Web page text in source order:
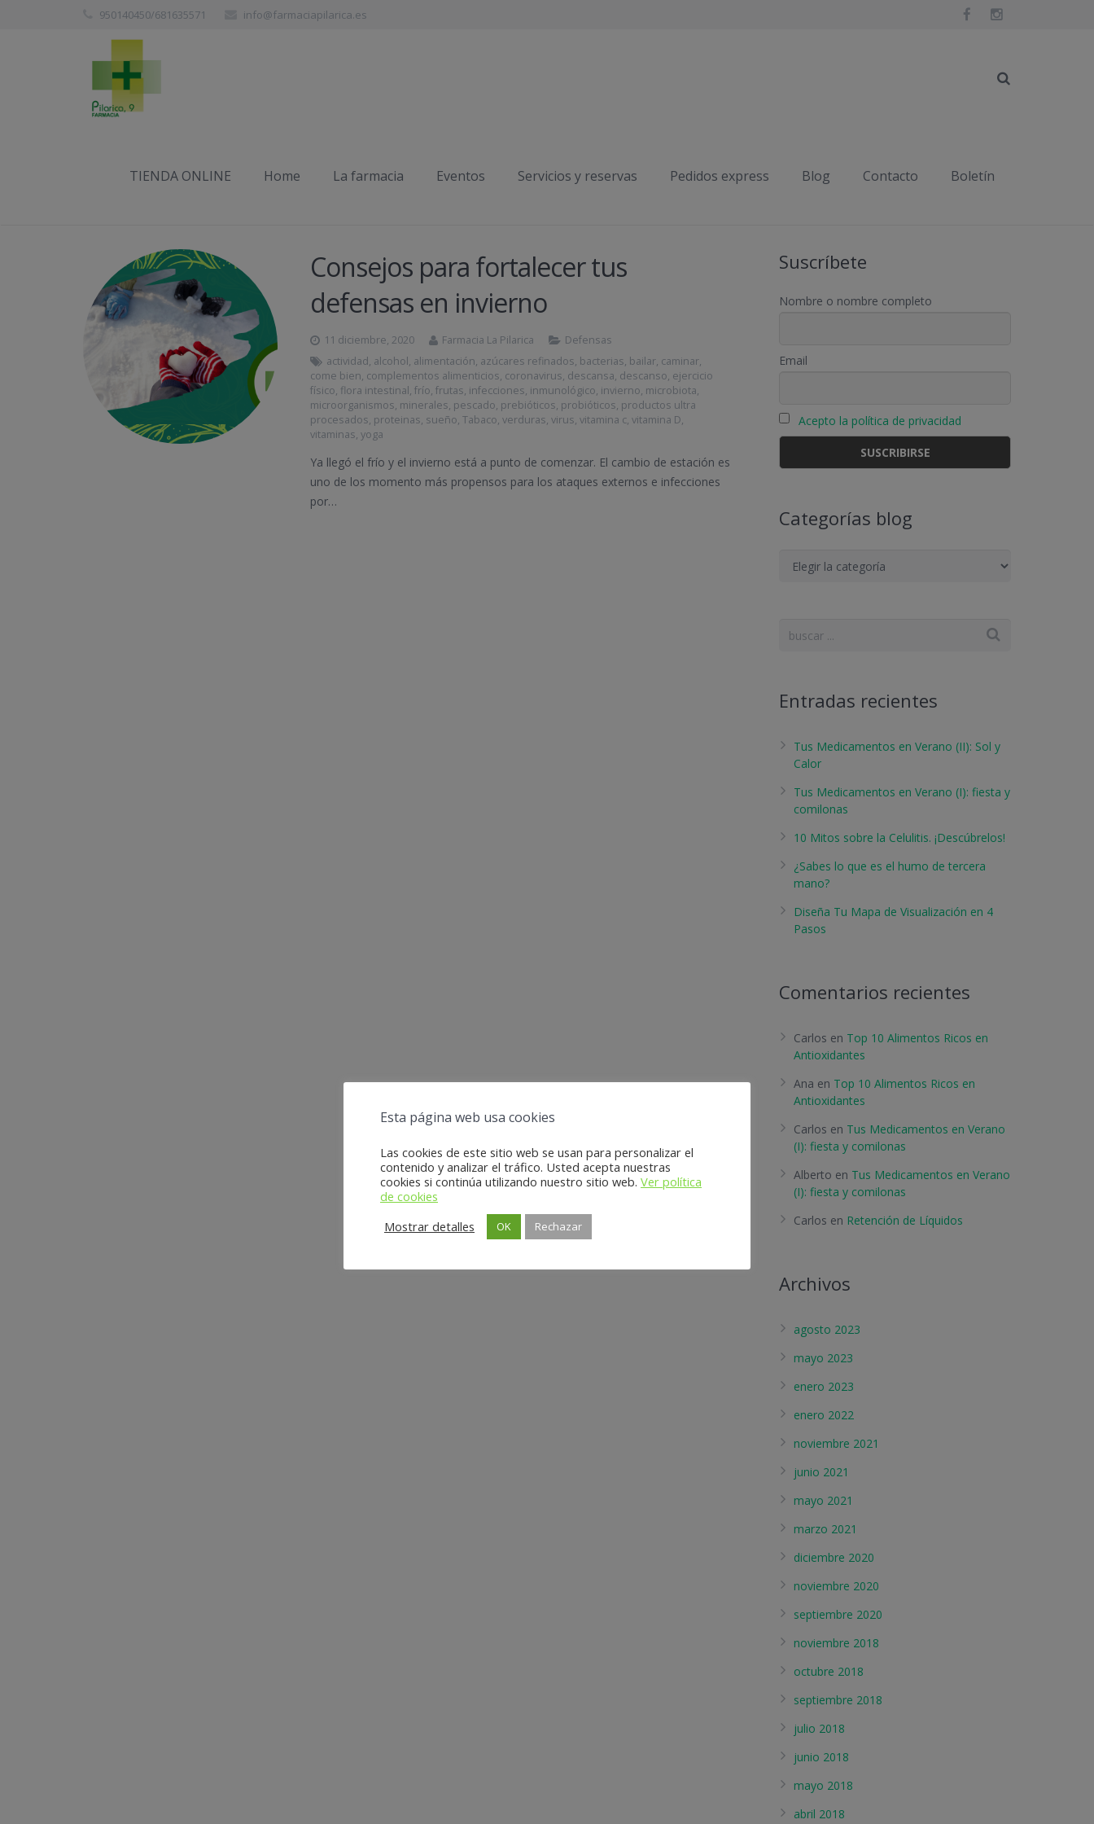
950140450/681635571 info@farmaciapilarica.es
TIENDA ONLINE Home La farmacia Eventos Servicios y reservas Pedidos express Blog Contacto Boletín
Etiqueta:ejercicio físico
Consejos para fortalecer tus
defensas en invierno
11 diciembre, 2020 Farmacia La Pilarica
Defensas
actividad, alcohol, alimentación, azúcares refinados, bacterias, bailar, caminar,
come bien, complementos alimenticios, coronavirus, descansa, descanso, ejercicio
físico, flora intestinal,frío,frutas, infecciones, inmunológico, invierno, microbiota,
microorganismos, minerales, pescado, prebióticos, probióticos, productos ultra
procesados, proteinas, sueño,Tabaco,verduras,virus,vitamina c,vitamina D,
vitaminas,yoga
Ya llegó el frío y el invierno está a punto de comenzar. El cambio de estación es
uno de los momento más propensos para los ataques externos e infecciones
por…
Suscríbete
Nombre o nombre completo
Email
Acepto la política de privacidad
Categorías blog
Categorías
Entradas recientes
Tus Medicamentos en Verano (II): Sol y
Calor
Tus Medicamentos en Verano (I): fiesta y
comilonas
10 Mitos sobre la Celulitis. ¡Descúbrelos!
¿Sabes lo que es el humo de tercera
mano?
Diseña Tu Mapa de Visualización en 4
Pasos
Comentarios recientes
Carlos en Top 10 Alimentos Ricos en
Antioxidantes
Ana en Top 10 Alimentos Ricos en
Antioxidantes
Carlos en Tus Medicamentos en Verano
(I): fiesta y comilonas
Alberto en Tus Medicamentos en Verano
(I): fiesta y comilonas
Carlos en Retención de Líquidos
Archivos
agosto 2023
mayo 2023
enero 2023
enero 2022
noviembre 2021
junio 2021
mayo 2021
marzo 2021
diciembre 2020
noviembre 2020
septiembre 2020
noviembre 2018
octubre 2018
septiembre 2018
julio 2018
junio 2018
mayo 2018
abril 2018
Esta página web usa cookies
Las cookies de este sitio web se usan para personalizar el
contenido y analizar el tráfico. Usted acepta nuestras
cookies si continúa utilizando nuestro sitio web. Ver política
de cookies
Mostrar detalles
OK Rechazar